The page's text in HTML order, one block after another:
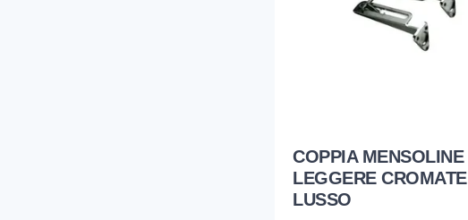
COPPIA MENSOLINE
LEGGERE CROMATE
LUSSO